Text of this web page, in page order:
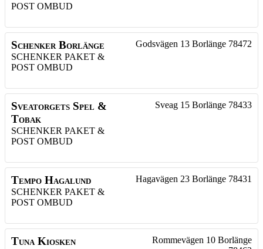
POST OMBUD
Schenker Borlänge
SCHENKER PAKET &
POST OMBUD
Godsvägen 13 Borlänge 78472
Sveatorgets Spel &
Tobak
SCHENKER PAKET &
POST OMBUD
Sveag 15 Borlänge 78433
Tempo Hagalund
SCHENKER PAKET &
POST OMBUD
Hagavägen 23 Borlänge 78431
Tuna Kiosken Rommevägen 10 Borlänge